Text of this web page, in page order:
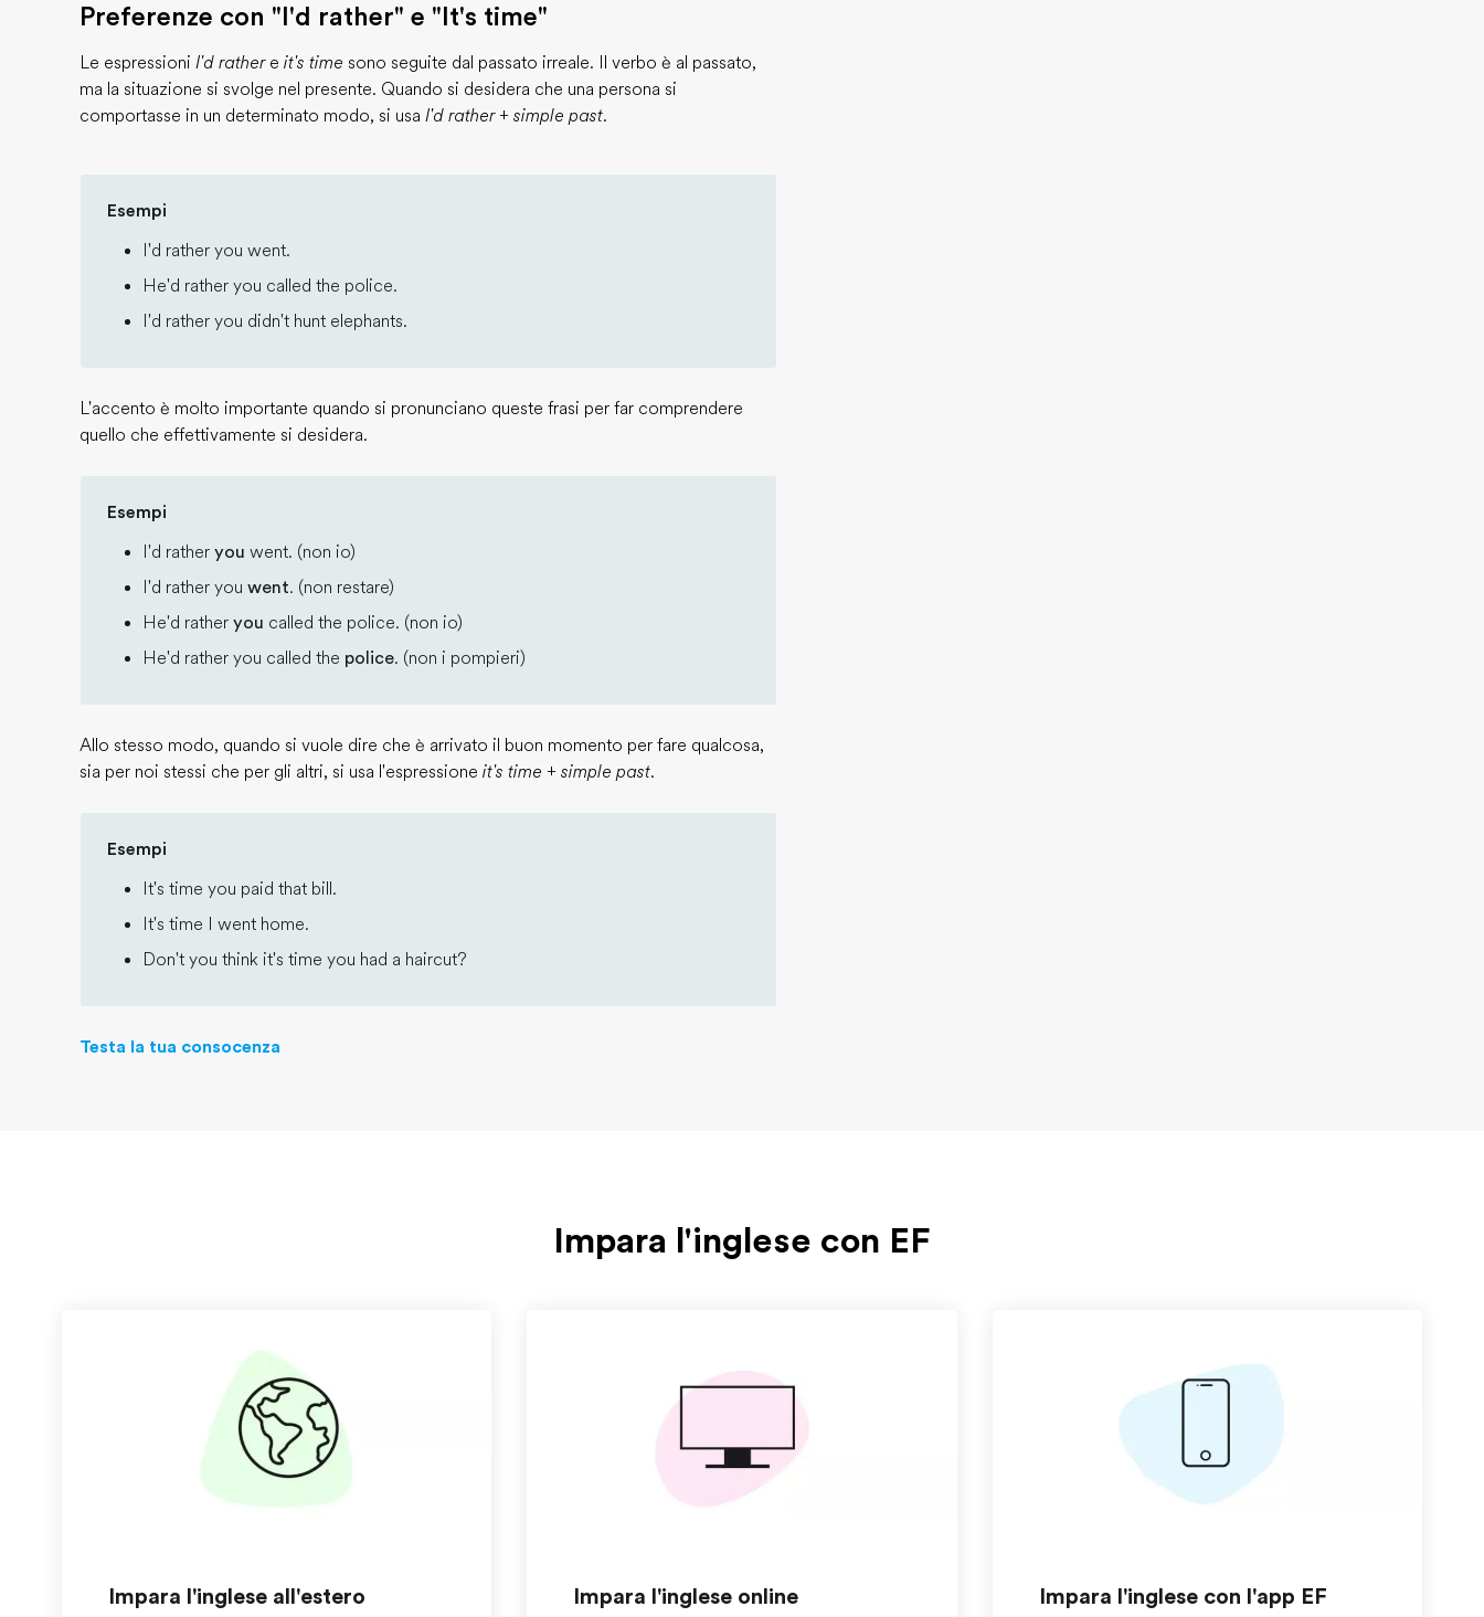
Preferenze con "I'd rather" e "It's time"
Le espressioni I'd rathere it's time sono seguite dal passato irreale. Il verbo è al passato,
ma la situazione si svolge nel presente. Quando si desidera che una persona si
comportasse in un determinato modo, si usa I'd rather + simple past.
Esempi
I'd rather you went.
He'd rather you called the police.
I'd rather you didn't hunt elephants.
L'accento è molto importante quando si pronunciano queste frasi per far comprendere
quello che effettivamente si desidera.
Esempi
I'd rather you went. (non io)
I'd rather you went. (non restare)
He'd rather you called the police. (non io)
He'd rather you called the police. (non i pompieri)
Allo stesso modo, quando si vuole dire che è arrivato il buon momento per fare qualcosa,
sia per noi stessi che per gli altri, si usa l'espressione it's time + simple past.
Esempi
It's time you paid that bill.
It's time I went home.
Don't you think it's time you had a haircut?
Testa la tua consocenza
Impara l'inglese con EF
Impara l'inglese all'estero Impara l'inglese online Impara l'inglese con l'app EF